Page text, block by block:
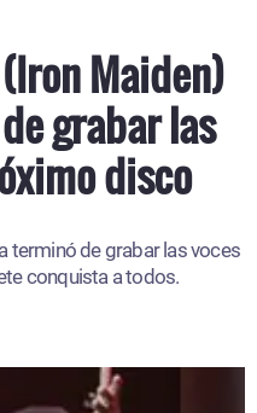
Maiden)
grabar las
disco
terminó de grabar las voces
conquista a todos.